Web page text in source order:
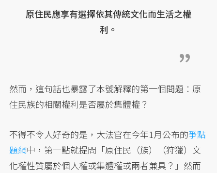
原住民應享有選擇依其傳統文化而生活之權
利。
然而，這句話也暴露了本號解釋的第一個問題：原
住民族的相關權利是否屬於集體權？
不得不令人好奇的是，大法官在今年1月公布的爭點
題綱中，第一點就提問「原住民（族）（狩獵）文
化權性質屬於個人權或集體權或兩者兼具？」然而